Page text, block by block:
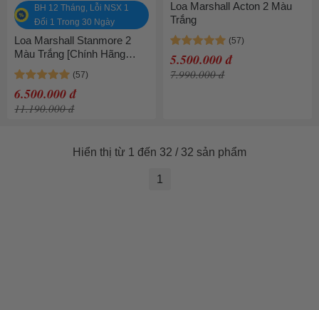
BH 12 Tháng, Lỗi NSX 1
Đổi 1 Trong 30 Ngày
Loa Marshall Stanmore 2
Màu Trắng [Chính Hãng
Marshall - Bảo hành 1 năm]
6.500.000 đ
11.190.000 đ
Loa Marshall Acton 2 Màu
Trắng
5.500.000 đ
7.990.000 đ
Hiển thị từ 1 đến 32 / 32 sản phẩm
1